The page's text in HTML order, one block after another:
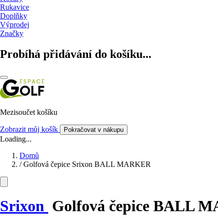
Rukavice
Doplňky
Výprodej
Značky
Probíhá přidávání do košíku...
Mezisoučet košíku
Zobrazit můj košík Pokračovat v nákupu
Loading...
Domů
/ Golfová čepice Srixon BALL MARKER
Srixon Golfová čepice BALL